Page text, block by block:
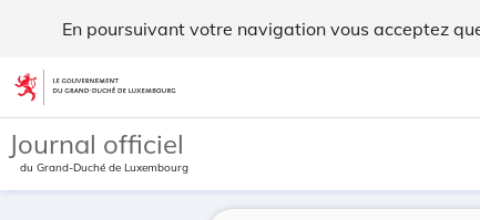
En poursuivant votre navigation vous acceptez
Aller au contenu
Journal officiel
du Grand-Duché de Luxembourg